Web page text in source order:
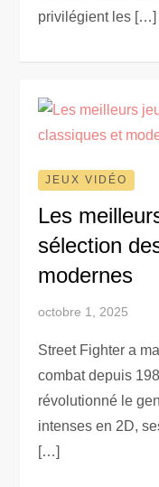
privilégient les […]
JEUX VIDÉO
Les
sélection
modernes
octobre 1, 2025
Street Fighter a
combat depuis
révolutionné le
intenses en 2D,
[…]